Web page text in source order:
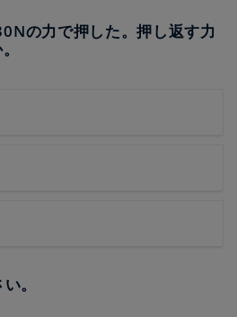
の力で押した。押し返す力
。